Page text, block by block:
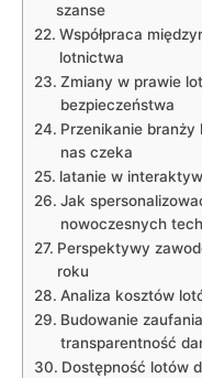
szanse
Współpraca
lotnictwa
Zmiany w prawie
bezpieczeństwa
Przenikanie
nas czeka
latanie w
Jak
nowoczesnych
Perspektywy
roku
Analiza kosztów
Budowanie
transparentność
Dostępność lotów